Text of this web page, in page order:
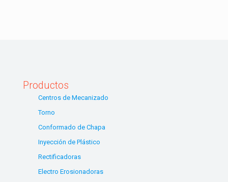
Productos
Centros de Mecanizado
Torno
Conformado de Chapa
Inyección de Plástico
Rectificadoras
Electro Erosionadoras